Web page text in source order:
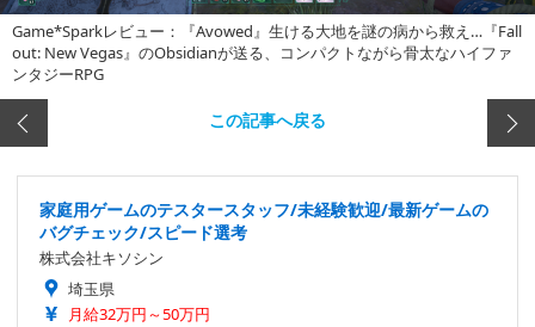
Game*Sparkレビュー：『Avowed』生ける大地を謎の病から救え…『Fall
out: New Vegas』のObsidianが送る、コンパクトながら骨太なハイファ
ンタジーRPG
この記事へ戻る
家庭用ゲームのテスタースタッフ/未経験歓迎/最新ゲームの
バグチェック/スピード選考
株式会社キソシン
埼玉県
月給32万円～50万円